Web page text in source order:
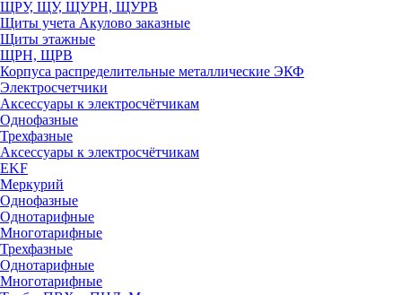
ЩРУ, ЩУ, ЩУРН, ЩУРВ
Щиты учета Акулово заказные
Щиты этажные
ЩРН, ЩРВ
Корпуса распределительные металлические ЭКФ
Электросчетчики
Аксессуары к электросчётчикам
Однофазные
Трехфазные
Аксессуары к электросчётчикам
EKF
Меркурий
Однофазные
Однотарифные
Многотарифные
Трехфазные
Однотарифные
Многотарифные